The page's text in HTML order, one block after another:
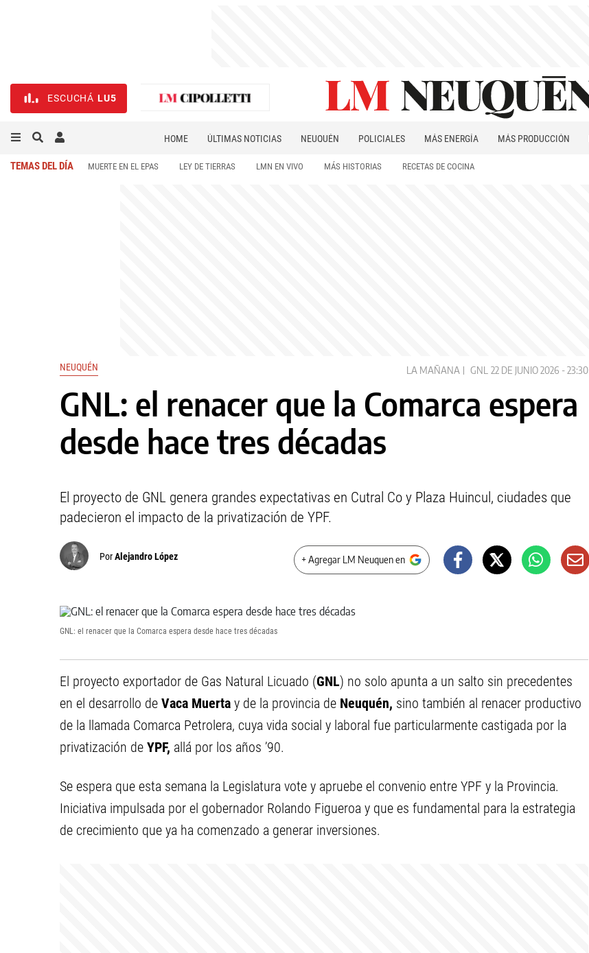
ESCUCHÁ LU5
HOME ÚLTIMAS NOTICIAS NEUQUÉN POLICIALES MÁS ENERGÍA MÁS PRODUCCIÓN
TEMAS DEL DÍA MUERTE EN EL EPAS LEY DE TIERRAS LMN EN VIVO MÁS HISTORIAS RECETAS DE COCINA
NEUQUÉN LA MAÑANA GNL 22 DE JUNIO 2026 - 23:30
GNL: el renacer que la Comarca espera
desde hace tres décadas
El proyecto de GNL genera grandes expectativas en Cutral Co y Plaza Huincul, ciudades que
padecieron el impacto de la privatización de YPF.
PorAlejandro López + Agregar LM Neuquen en
GNL: el renacer que la Comarca espera desde hace tres décadas
El proyecto exportador de Gas Natural Licuado (GNL) no solo apunta a un salto sin precedentes
en el desarrollo de Vaca Muerta y de la provincia de Neuquén, sino también al renacer productivo
de la llamada Comarca Petrolera, cuya vida social y laboral fue particularmente castigada por la
privatización de YPF, allá por los años ’90.
Se espera que esta semana la Legislatura vote y apruebe el convenio entre YPF y la Provincia.
Iniciativa impulsada por el gobernador Rolando Figueroa y que es fundamental para la estrategia
de crecimiento que ya ha comenzado a generar inversiones.